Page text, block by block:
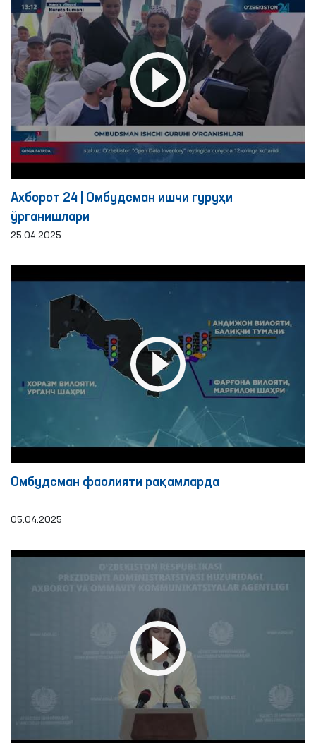
Ахборот 24 | Омбудсман ишчи гуруҳи
ўрганишлари
25.04.2025
Омбудсман фаолияти рақамлардa
05.04.2025